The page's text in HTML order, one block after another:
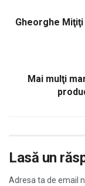
Gheorghe
Mai mulţi
Lasă un
Adresa ta de email